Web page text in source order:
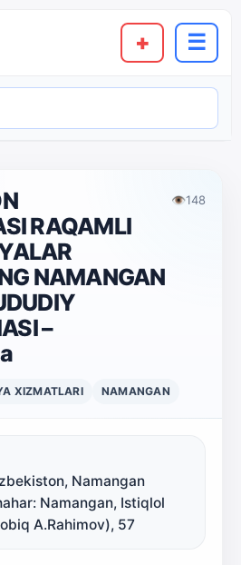
+ ☰
RAQAMLI
NAMANGAN
–
👁148
XIZMATLARI NAMANGAN
Namangan
Namangan, Istiqlol
A.Rahimov), 57